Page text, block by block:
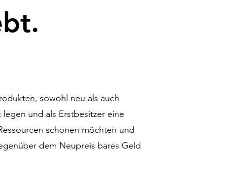
sowohl neu als auch
und als Erstbesitzer eine
schonen möchten und
dem Neupreis bares Geld